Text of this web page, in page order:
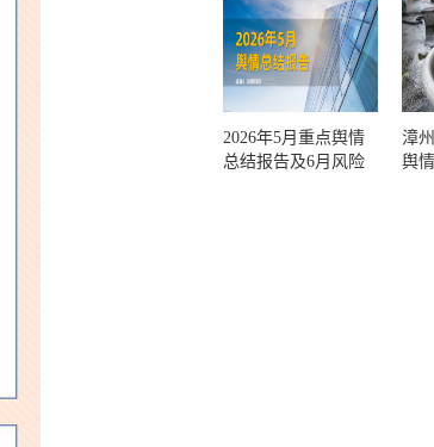
2026年5月重点舆情
总结报告及6月风险
漳
舆